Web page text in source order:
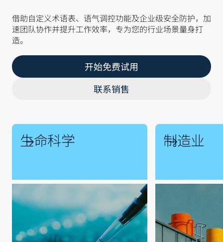
借助自定义术语表、语气调控功能及企业级安全防护，加
速团队协作并提升工作效率，专为您的行业场景量身打
造。
开始免费试用
联系销售
生命科学 制造业